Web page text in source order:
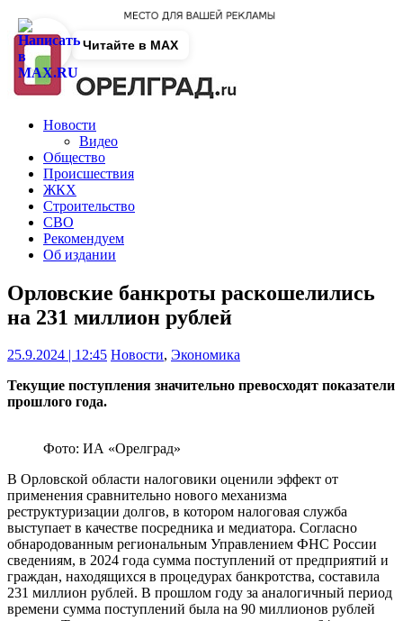
Новости
Видео
Общество
Происшествия
ЖКХ
Строительство
СВО
Рекомендуем
Об издании
Орловские банкроты раскошелились
на 231 миллион рублей
25.9.2024 | 12:45 Новости, Экономика
Текущие поступления значительно превосходят показатели
прошлого года.
Фото: ИА «Орелград»
В Орловской области налоговики оценили эффект от
применения сравнительно нового механизма
реструктуризации долгов, в котором налоговая служба
выступает в качестве посредника и медиатора. Согласно
обнародованным региональным Управлением ФНС России
сведениям, в 2024 года сумма поступлений от предприятий и
граждан, находящихся в процедурах банкротства, составила
231 миллион рублей. В прошлом году за аналогичный период
времени сумма поступлений была на 90 миллионов рублей
Читайте в MAX